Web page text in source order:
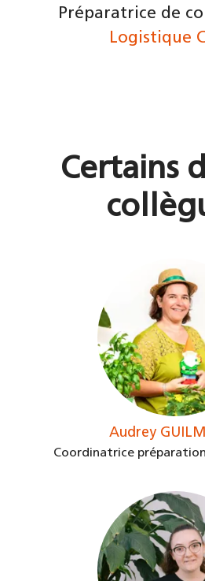
Préparatrice de
Logistique
Certains
Audrey
Coordinatrice